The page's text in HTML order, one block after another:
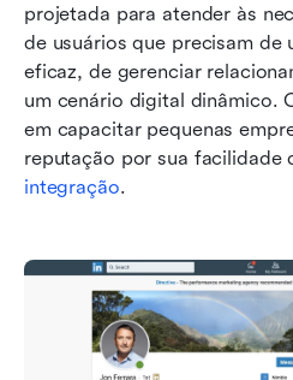
projetada para atender às
de usuários que precisam de
eficaz, de gerenciar
um cenário digital dinâmico.
em capacitar pequenas
reputação por sua facilidade
integração.